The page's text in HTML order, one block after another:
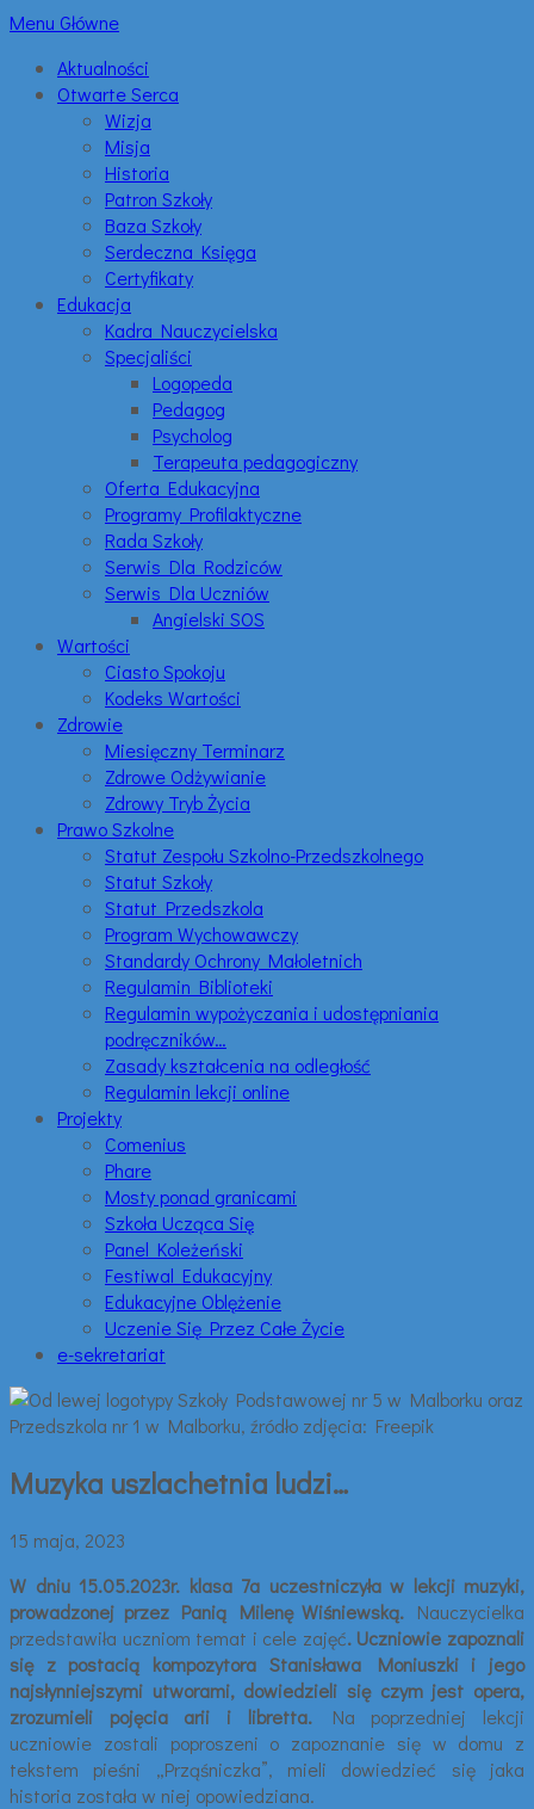
Menu Główne
Aktualności
Otwarte Serca
Wizja
Misja
Historia
Patron Szkoły
Baza Szkoły
Serdeczna Księga
Certyfikaty
Edukacja
Kadra Nauczycielska
Specjaliści
Logopeda
Pedagog
Psycholog
Terapeuta pedagogiczny
Oferta Edukacyjna
Programy Profilaktyczne
Rada Szkoły
Serwis Dla Rodziców
Serwis Dla Uczniów
Angielski SOS
Wartości
Ciasto Spokoju
Kodeks Wartości
Zdrowie
Miesięczny Terminarz
Zdrowe Odżywianie
Zdrowy Tryb Życia
Prawo Szkolne
Statut Zespołu Szkolno-Przedszkolnego
Statut Szkoły
Statut Przedszkola
Program Wychowawczy
Standardy Ochrony Małoletnich
Regulamin Biblioteki
Regulamin wypożyczania i udostępniania
podręczników…
Zasady kształcenia na odległość
Regulamin lekcji online
Projekty
Comenius
Phare
Mosty ponad granicami
Szkoła Ucząca Się
Panel Koleżeński
Festiwal Edukacyjny
Edukacyjne Oblężenie
Uczenie Się Przez Całe Życie
e-sekretariat
Muzyka uszlachetnia ludzi…
15 maja, 2023
W dniu 15.05.2023r. klasa 7a uczestniczyła w lekcji muzyki,
prowadzonej przez Panią Milenę Wiśniewską. Nauczycielka
przedstawiła uczniom temat i cele zajęć. Uczniowie zapoznali
się z postacią kompozytora Stanisława Moniuszki i jego
najsłynniejszymi utworami, dowiedzieli się czym jest opera,
zrozumieli pojęcia arii i libretta.Na poprzedniej lekcji
uczniowie zostali poproszeni o zapoznanie się w domu z
tekstem pieśni „Prząśniczka”, mieli dowiedzieć się jaka
historia została w niej opowiedziana.